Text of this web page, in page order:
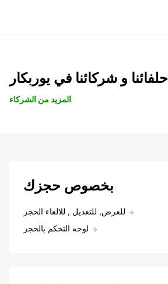
حلفائنا و شركائنا في يوربكار
المزيد من الشركاء
بخصوص حجزك
للعرض, للتعديل , للالغاء الحجز
لوحه التحكم بالحجز